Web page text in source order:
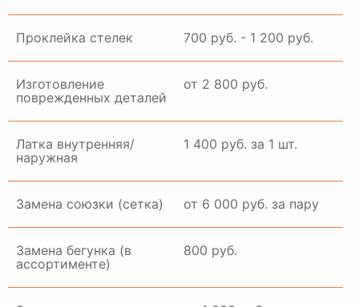
Проклейка стелек 700 руб. - 1 200 руб.
Изготовление
поврежденных деталей
от 2 800 руб.
Латка внутренняя/
наружная
1 400 руб. за 1 шт.
Замена союзки (сетка) от 6 000 руб. за пару
Замена бегунка (в
ассортименте)
800 руб.